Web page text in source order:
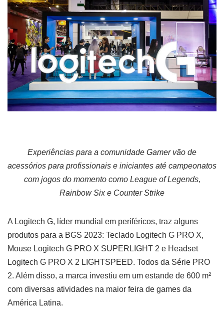
Experiências para a comunidade Gamer vão de
acessórios para profissionais e iniciantes até campeonatos
com jogos do momento como League of Legends,
Rainbow Six e Counter Strike
A Logitech G, líder mundial em periféricos, traz alguns
produtos para a BGS 2023: Teclado Logitech G PRO X,
Mouse Logitech G PRO X SUPERLIGHT 2 e Headset
Logitech G PRO X 2 LIGHTSPEED. Todos da Série PRO
2. Além disso, a marca investiu em um estande de 600 m²
com diversas atividades na maior feira de games da
América Latina.